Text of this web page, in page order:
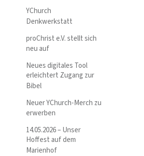
YChurch
Denkwerkstatt
proChrist e.V. stellt sich
neu auf
Neues digitales Tool
erleichtert Zugang zur
Bibel
Neuer YChurch-Merch zu
erwerben
14.05.2026 – Unser
Hoffest auf dem
Marienhof